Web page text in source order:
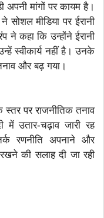
अपनी मांगों पर कायम है।
सोशल मीडिया पर ईरानी
कहा कि उन्होंने ईरानी
स्वीकार्य नहीं है। उनके
और बढ़ गया।
पर राजनीतिक तनाव
उतार-चढ़ाव जारी रह
रणनीति अपनाने और
की सलाह दी जा रही